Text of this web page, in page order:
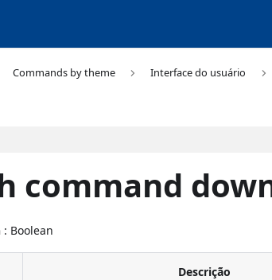
Commands by theme Interface do usuário
command
: Boolean
Descrição